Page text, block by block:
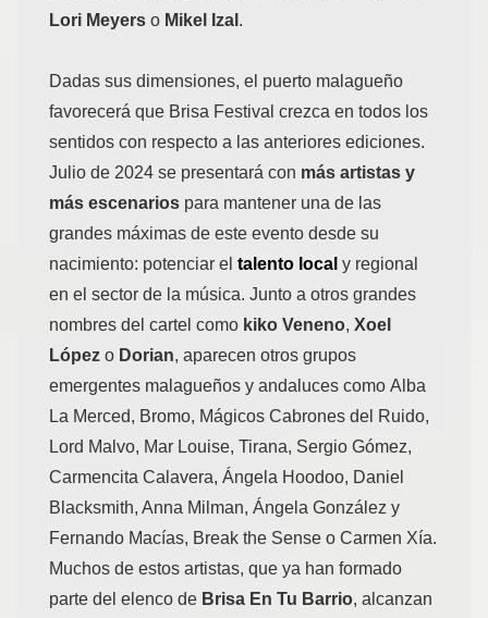
Lori Meyers o Mikel Izal .
Dadas sus dimensiones, el puerto malagueño
favorecerá que Brisa Festival crezca en todos los
sentidos con respecto a las anteriores ediciones.
Julio de 2024 se presentará con más artistas y
más escenarios para mantener una de las
grandes máximas de este evento desde su
nacimiento: potenciar el talento local y regional
en el sector de la música. Junto a otros grandes
nombres del cartel como kiko Veneno, Xoel
López o Dorian, aparecen otros grupos
emergentes malagueños y andaluces como Alba
La Merced, Bromo, Mágicos Cabrones del Ruido,
Lord Malvo, Mar Louise, Tirana, Sergio Gómez,
Carmencita Calavera, Ángela Hoodoo, Daniel
Blacksmith, Anna Milman, Ángela González y
Fernando Macías, Break the Sense o Carmen Xía.
Muchos de estos artistas, que ya han formado
parte del elenco de Brisa En Tu Barrio, alcanzan